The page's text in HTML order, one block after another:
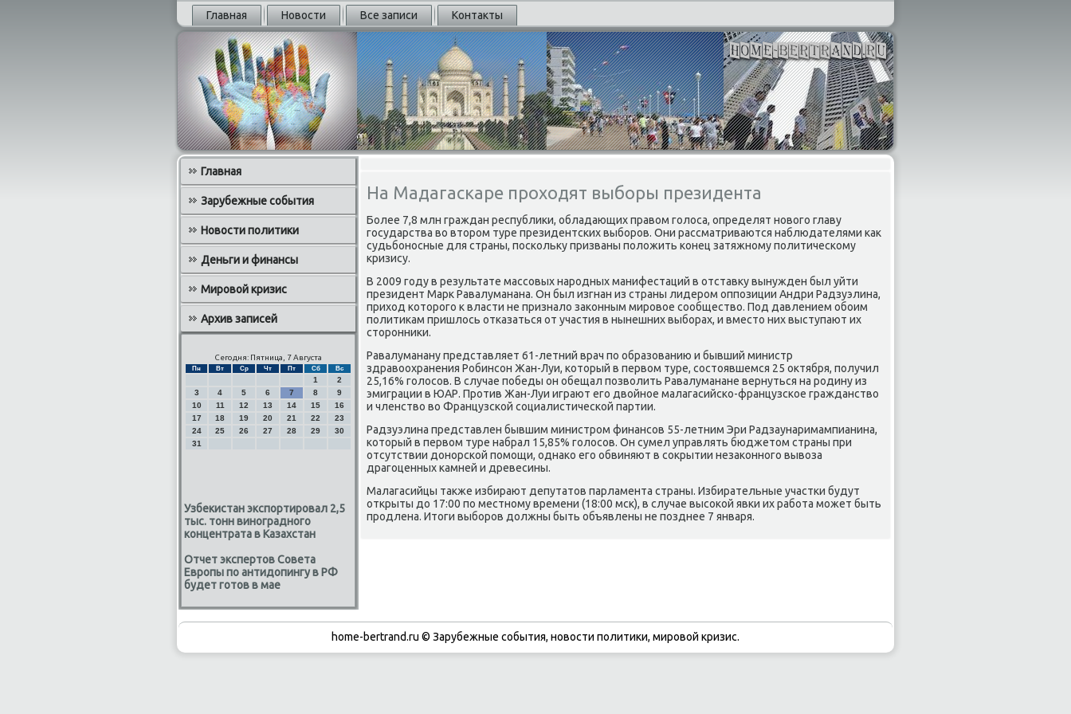
Главная Новости Все записи Контакты
Главная
Зарубежные события
Новости политики
Деньги и финансы
Мировой кризис
Архив записей
Сегодня: Пятница, 7 Августа
Пн Вт Ср Чт Пт Сб Вс
1
2
3
4 5 6 7 8
9
10
11 12 13 14 15
16
17
18 19 20 21 22
23
24
25 26 27 28 29
30
31
Узбекистан экспортировал 2,5
тыс. тонн виноградного
концентрата в Казахстан
Отчет экспертов Совета
Европы по антидопингу в РФ
будет готов в мае
На Мадагаскаре проходят выборы президента
Более 7,8 млн граждан республики, обладающих правом голоса, определят нового главу
государства во втором туре президентских выборов. Они рассматриваются наблюдателями как
судьбоносные для страны, поскольку призваны положить конец затяжному политическому
кризису.
В 2009 году в результате массовых народных манифестаций в отставку вынужден был уйти
президент Марк Равалуманана. Он был изгнан из страны лидером оппозиции Андри Радзуэлина,
приход которого к власти не признало законным мировое сообщество. Под давлением обоим
политикам пришлось отказаться от участия в нынешних выборах, и вместо них выступают их
сторонники.
Равалуманану представляет 61-летний врач по образованию и бывший министр
здравоохранения Робинсон Жан-Луи, который в первом туре, состоявшемся 25 октября, получил
25,16% голосов. В случае победы он обещал позволить Равалуманане вернуться на родину из
эмиграции в ЮАР. Против Жан-Луи играют его двойное малагасийско-французское гражданство
и членство во Французской социалистической партии.
Радзуэлина представлен бывшим министром финансов 55-летним Эри Радзаунаримампианина,
который в первом туре набрал 15,85% голосов. Он сумел управлять бюджетом страны при
отсутствии донорской помощи, однако его обвиняют в сокрытии незаконного вывоза
драгоценных камней и древесины.
Малагасийцы также избирают депутатов парламента страны. Избирательные участки будут
открыты до 17:00 по местному времени (18:00 мск), в случае высокой явки их работа может быть
продлена. Итоги выборов должны быть объявлены не позднее 7 января.
home-bertrand.ru © Зарубежные события, новости политики, мировой кризис.